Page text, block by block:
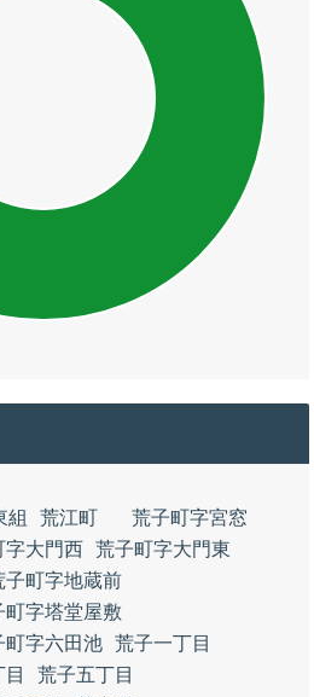
組 荒江町
荒子町字宮窓
字大門西 荒子町字大門東
子町字地蔵前
町字塔堂屋敷
町字六田池 荒子一丁目
荒子五丁目